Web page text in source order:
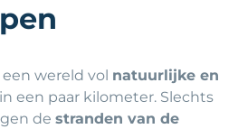
wereld vol natuurlijke en
in een paar kilometer. Slechts
de stranden van de